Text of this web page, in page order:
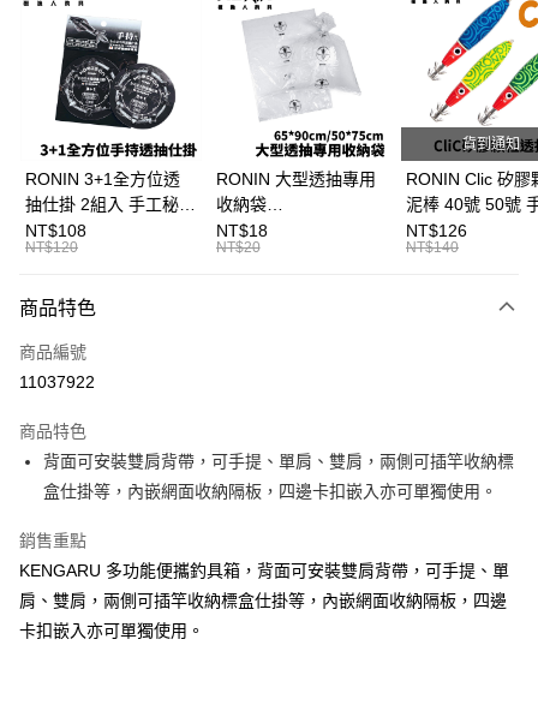
3 期 0 利率 每期 NT$616 21家銀行
合作金庫商業銀行
第一商業銀行
華南商業銀行
彰化商業銀行
上海商業儲蓄銀行
台北富邦商業銀行
國泰世華商業銀行
兆豐國際商業銀行
臺灣中小企業銀行
台中商業銀行
匯豐（台灣）商業銀行
華泰商業銀行
聯邦商業銀行
元大商業銀行
台灣樂天信用卡公司
Apple Pay
街口支付
悠遊付
大哥付你分期
相關說明
2.付款方式選擇「大哥付你分期」，訂單成立後會自動跳轉到大哥付的交易
成交易。
4.訂單成立30分鐘內，如未前往確認交易或遇審核未通過，訂單將自動取
法說明評估內容。
【繳款方式說明】
1.分期款項不併入電信帳單，「大哥付你分期」於每月結算日後寄送繳費提
醒簡訊。
帳／街口支付／iPASS MONEY」等通路繳費。
1.本服務係由「台灣大哥大股份有限公司」（以下簡稱本公司）所提供，讓
用戶於交易時，得透過本服務購買商品或服務，並由商店將買賣／分期付款
相關說明
AFTEE先享後付是「在收到商品之後才付款」的支付方式。 讓您購物簡單
便利好安心！
２．便利：只要手機號碼，簡訊認證，即可結帳。
【「AFTEE先享後付」結帳流程】
結帳頁面，進行簡訊認證並確認金額後，即可完成結帳。
２．訂單成立數日內，您將收到繳費通知簡訊。
３．收到繳費通知簡訊後14天內，點擊此簡訊中的連結，可透過四大超商／
ATM／網路銀行／等多元方式進行付款，方視為交易完成。
※ 請注意：結帳手續完成當下不需立刻繳費，但若您需要取消訂單，請聯絡
購買商品的店家。未經商家同意取消之訂單仍視為有效，需透過AFTEE先享
ATM付款
運送方式
一般宅配（門市自取請勿下單，請聯繫客服）
每筆NT$100，滿NT$2,000(含以上)免運費
大型宅配(門市自取請勿下單，請聯繫客服）
每筆NT$150，滿NT$2,000(含以上)免運費
RONIN 3+1全方位透
抽仕掛 2組入 手工秘
製！最適台灣海域
T991
NT$108
NT$120
RONIN 大型透抽專用
收納袋
65*90cm/50*75cm 台
灣製SGS檢驗無毒 加
NT$18
NT$20
貨到通知
RONIN Clic 矽膠
泥棒 40號 50號
抽專用泥棒 布卷
B297
NT$126
NT$140
商品特色
商品編號
11037922
商品特色
背面可安裝雙肩背帶，可手提、單肩、雙肩，兩側可插竿收納標
盒仕掛等，內嵌網面收納隔板，四邊卡扣嵌入亦可單獨使用。
銷售重點
KENGARU 多功能便攜釣具箱，背面可安裝雙肩背帶，可手提、單
肩、雙肩，兩側可插竿收納標盒仕掛等，內嵌網面收納隔板，四邊
卡扣嵌入亦可單獨使用。